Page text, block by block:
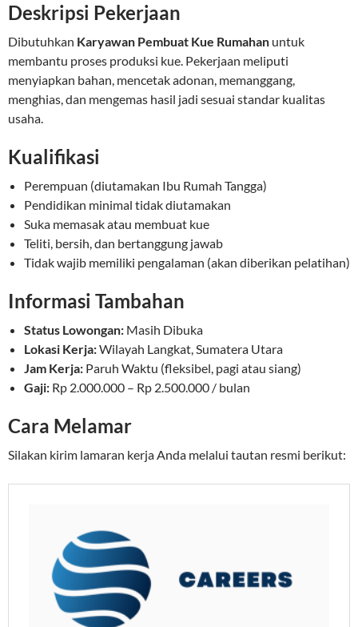
Deskripsi Pekerjaan
Dibutuhkan Karyawan Pembuat Kue Rumahan untuk
membantu proses produksi kue. Pekerjaan meliputi
menyiapkan bahan, mencetak adonan, memanggang,
menghias, dan mengemas hasil jadi sesuai standar kualitas
usaha.
Kualifikasi
Perempuan (diutamakan Ibu Rumah Tangga)
Pendidikan minimal tidak diutamakan
Suka memasak atau membuat kue
Teliti, bersih, dan bertanggung jawab
Tidak wajib memiliki pengalaman (akan diberikan pelatihan)
Informasi Tambahan
Status Lowongan: Masih Dibuka
Lokasi Kerja:Wilayah Langkat, Sumatera Utara
Jam Kerja: Paruh Waktu (fleksibel, pagi atau siang)
Gaji: Rp 2.000.000 – Rp 2.500.000 / bulan
Cara Melamar
Silakan kirim lamaran kerja Anda melalui tautan resmi berikut: